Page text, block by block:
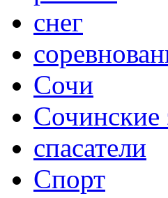
снег
Сочи
Сочинские
спасатели
Спорт